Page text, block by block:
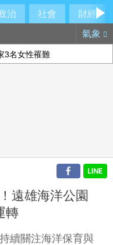
治 社會
財經
氣象
3名女性罹難
遠雄海洋公園
轉
續關注海洋保育與